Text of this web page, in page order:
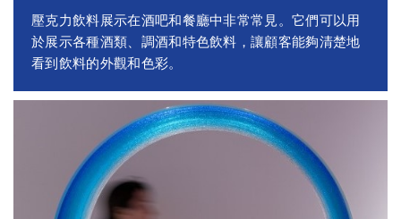
壓克力飲料展示在酒吧和餐廳中非常常見。它們可以用
於展示各種酒類、調酒和特色飲料，讓顧客能夠清楚地
看到飲料的外觀和色彩。